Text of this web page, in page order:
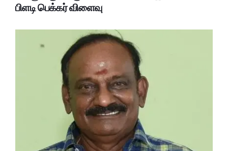
பிளடி பெக்கர் விளைவு